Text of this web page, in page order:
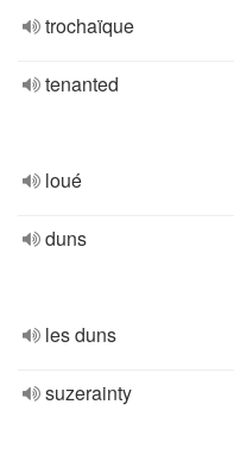
trochaïque
tenanted
loué
duns
les duns
suzerainty